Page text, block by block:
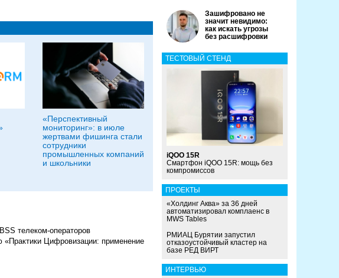
«Перспективный
мониторинг»: в июле
жертвами фишинга стали
сотрудники
промышленных компаний
и школьники
телеком-операторов
Цифровизации: применение
Зашифровано не
значит невидимо:
как искать угрозы
без расшифровки
ТЕСТОВЫЙ СТЕНД
iQOO 15R
Смартфон iQOO 15R: мощь без
компромиссов
ПРОЕКТЫ
«Холдинг Аква» за 36 дней
автоматизировал комплаенс в
MWS Tables
РМИАЦ Бурятии запустил
отказоустойчивый кластер на
базе РЕД ВИРТ
ИНТЕРВЬЮ